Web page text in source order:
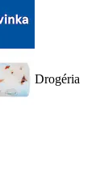
Drogéria